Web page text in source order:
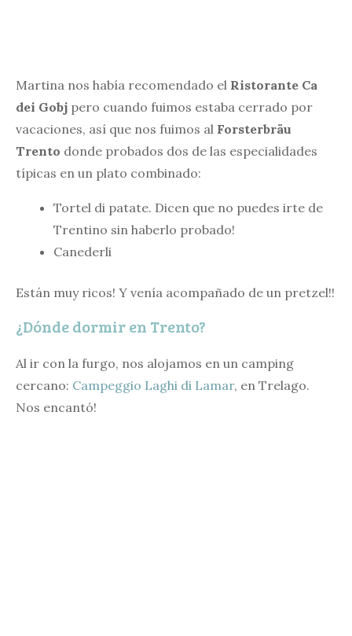
Martina nos había recomendado el Ristorante Ca
dei Gobj pero cuando fuimos estaba cerrado por
vacaciones, así que nos fuimos al Forsterbräu
Trento donde probados dos de las especialidades
típicas en un plato combinado:
Tortel di patate. Dicen que no puedes irte de
Trentino sin haberlo probado!
Canederli
Están muy ricos! Y venía acompañado de un pretzel!!
¿Dónde dormir en Trento?
Al ir con la furgo, nos alojamos en un camping
cercano: Campeggio Laghi di Lamar, en Trelago.
Nos encantó!